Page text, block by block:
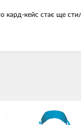
кейс стає ще